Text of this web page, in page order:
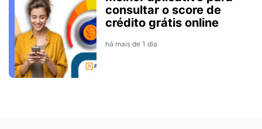
consultar o score de
crédito grátis online
há mais de 1 dia